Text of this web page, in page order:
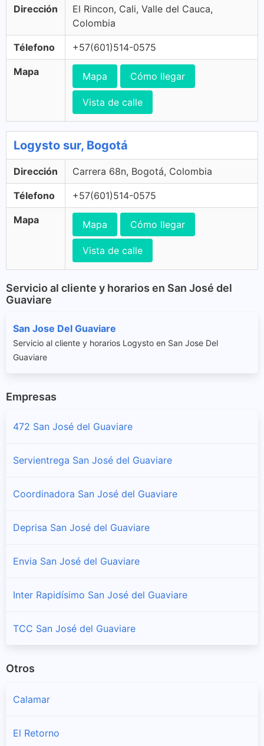
Dirección
El Rincon, Cali, Valle del Cauca,
Colombia
Télefono +57(601)514-0575
Mapa Mapa Cómo llegar
Vista de calle
Logysto sur, Bogotá
Dirección Carrera 68n, Bogotá, Colombia
Télefono +57(601)514-0575
Mapa Mapa Cómo llegar
Vista de calle
Servicio al cliente y horarios en San José del
Guaviare
San Jose Del Guaviare
Servicio al cliente y horarios Logysto en San Jose Del
Guaviare
Empresas
472 San José del Guaviare
Servientrega San José del Guaviare
Coordinadora San José del Guaviare
Deprisa San José del Guaviare
Envia San José del Guaviare
Inter Rapidísimo San José del Guaviare
TCC San José del Guaviare
Otros
Calamar
El Retorno